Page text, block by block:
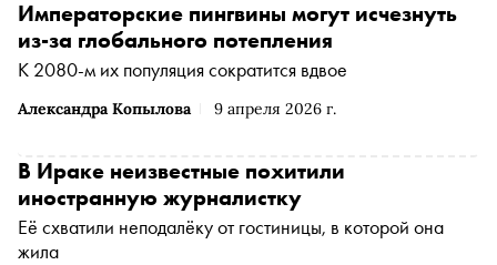
Александра Копылова 9 апреля 2026 г.
Императорские пингвины могут исчезнуть
из-за глобального потепления
К 2080-м их популяция сократится вдвое
В Ираке неизвестные похитили
иностранную журналистку
Её схватили неподалёку от гостиницы, в которой она
жила